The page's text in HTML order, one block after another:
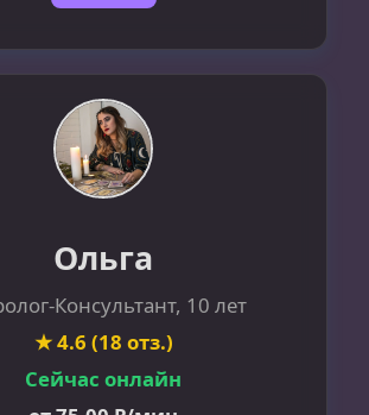
Ольга
Консультант, 10 лет
★ 4.6 (18 отз.)
Сейчас онлайн